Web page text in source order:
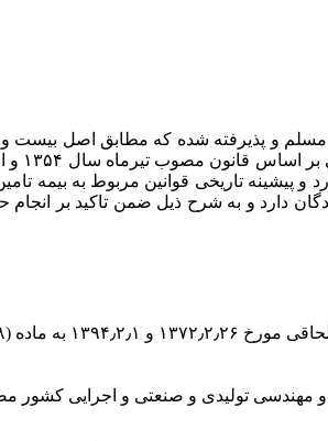
مسلم و پذیرفته شده که مطابق اصل
ایران
و پیشینه تاریخی قوانین مربوط به بیمه
دارد و به شرح ذیل ضمن تاکید بر انجام